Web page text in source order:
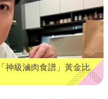
神級滷肉食譜」黃金比